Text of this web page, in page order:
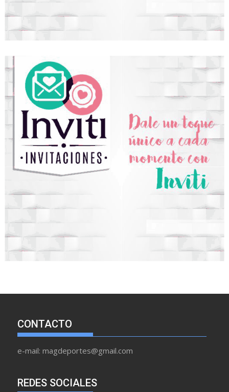
CONTACTO
e-mail: magdeportes@gmail.com
REDES SOCIALES